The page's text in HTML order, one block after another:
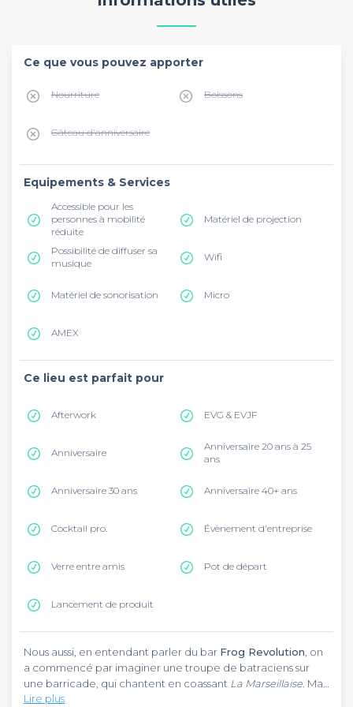
Ce que vous pouvez apporter
Nourriture Boissons
Gâteau d'anniversaire
Equipements & Services
Accessible pour les
personnes à mobilité
réduite
Matériel de projection
Possibilité de diffuser sa
musique
Wifi
Matériel de sonorisation Micro
AMEX
Ce lieu est parfait pour
Afterwork EVG & EVJF
Anniversaire
Anniversaire 20 ans à 25
ans
Anniversaire 30 ans Anniversaire 40+ ans
Cocktail pro. Évènement d'entreprise
Verre entre amis Pot de départ
Lancement de produit
Nous aussi, en entendant parler du bar Frog Revolution , on
a commencé par imaginer une troupe de batraciens sur
une barricade, qui chantent en coassant La Marseillaise . Mais
rien de tout cela ne vous attend au
Lire plus